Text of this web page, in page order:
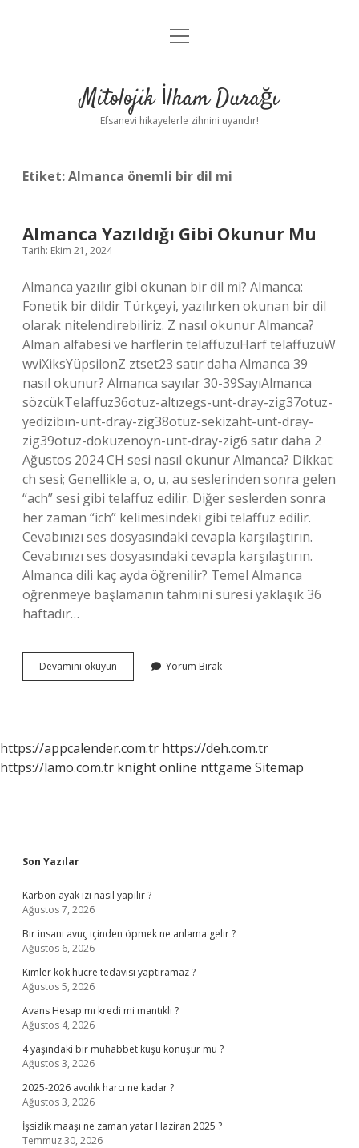
Anasayfa
Yasal Uyarı
menüyü
Mitolojik İlham Durağı
Efsanevi hikayelerle zihnini uyandır!
Etiket:Almanca önemli bir dil mi
Almanca Yazıldığı Gibi Okunur Mu
Tarih: Ekim 21, 2024
Almanca yazılır gibi okunan bir dil mi? Almanca:
Fonetik bir dildir Türkçeyi, yazılırken okunan bir dil
olarak nitelendirebiliriz. Z nasıl okunur Almanca?
Alman alfabesi ve harflerin telaffuzuHarf telaffuzuW
wviXiksYüpsilonZ ztset23 satır daha Almanca 39
nasıl okunur? Almanca sayılar 30-39SayıAlmanca
sözcükTelaffuz36otuz-altızegs-unt-dray-zig37otuz-
yedizibın-unt-dray-zig38otuz-sekizaht-unt-dray-
zig39otuz-dokuzenoyn-unt-dray-zig6 satır daha 2
Ağustos 2024 CH sesi nasıl okunur Almanca? Dikkat:
ch sesi; Genellikle a, o, u, au seslerinden sonra gelen
“ach” sesi gibi telaffuz edilir. Diğer seslerden sonra
her zaman “ich” kelimesindeki gibi telaffuz edilir.
Cevabınızı ses dosyasındaki cevapla karşılaştırın.
Cevabınızı ses dosyasındaki cevapla karşılaştırın.
Almanca dili kaç ayda öğrenilir? Temel Almanca
öğrenmeye başlamanın tahmini süresi yaklaşık 36
haftadır…
Devamını okuyun Almanca
Yazıldığı
Yorum Bırak
https://appcalender.com.tr https://deh.com.tr
https://lamo.com.tr knight online nttgame Sitemap
Sidebar
Son Yazılar
Karbon ayak izi nasıl yapılır ?
Ağustos 7, 2026
Bir insanı avuç içinden öpmek ne anlama gelir ?
Ağustos 6, 2026
Kimler kök hücre tedavisi yaptıramaz ?
Ağustos 5, 2026
Avans Hesap mı kredi mi mantıklı ?
Ağustos 4, 2026
4 yaşındaki bir muhabbet kuşu konuşur mu ?
Ağustos 3, 2026
2025-2026 avcılık harcı ne kadar ?
Ağustos 3, 2026
İşsizlik maaşı ne zaman yatar Haziran 2025 ?
Temmuz 30, 2026